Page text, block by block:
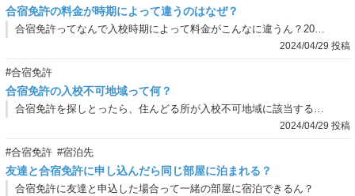
合宿免許の料金が時期によって違うのはなぜ？
合宿免許ってなんで入校時期によって料金がこんなに違うん？20万円くらいのプランもあれば、50万円のプランもあんねんけど。何が違うん？
2024/04/29 投稿
#合宿免許
合宿免許の入校不可地域って何？
合宿免許を探しとったら、住んどる所が入校不可地域に該当するらしくて申込できんかったんやけど…。入校不可地域ってなんなん？
2024/04/29 投稿
#合宿免許 #宿泊先
友達と合宿免許に申し込んだら同じ部屋に泊まれる？
合宿免許に友達と申込した場合って一緒の部屋に宿泊できるん？